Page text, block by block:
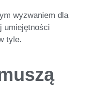
wyzwaniem dla
umiejętności
tyle.